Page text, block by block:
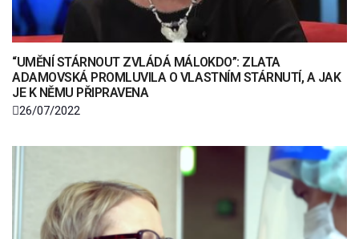
“UMĚNÍ STÁRNOUT ZVLÁDÁ MÁLOKDO”: ZLATA
ADAMOVSKÁ PROMLUVILA O VLASTNÍM STÁRNUTÍ, A JAK
JE K NĚMU PŘIPRAVENA
26/07/2022